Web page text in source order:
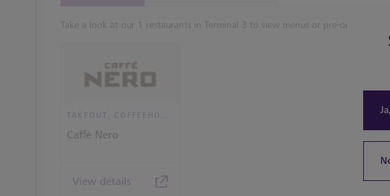
Take a look at our 1 restaurants in Terminal 3 to view menus or pre-order.
TAKEOUT, COFFEEHOUSE AND CAFÉ
Caffè Nero
View details